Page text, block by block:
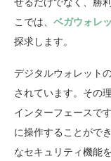
せるだけでなく、勝
こでは、 ベガウォレ
探求します。
デジタルウォレット
されています。その
インターフェースで
に操作することがで
なセキュリティ機能